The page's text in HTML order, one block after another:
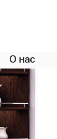
О нас